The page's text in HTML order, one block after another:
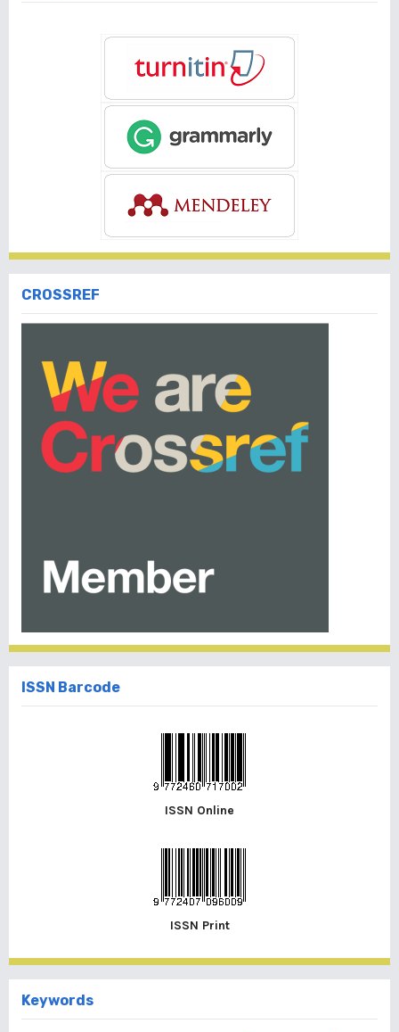
CROSSREF
ISSN Barcode
ISSN Online
ISSN Print
Keywords